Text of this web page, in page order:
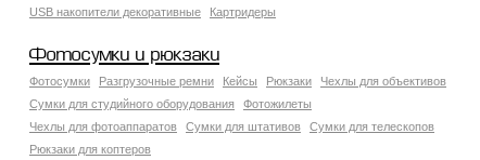
USB накопители декоративные
Картридеры
Фотосумки и рюкзаки
Фотосумки Разгрузочные ремни Кейсы Рюкзаки
Чехлы для объективов
Сумки для студийного оборудования
Фотожилеты
Чехлы для фотоаппаратов
Сумки для штативов
Сумки для телескопов
Рюкзаки для коптеров